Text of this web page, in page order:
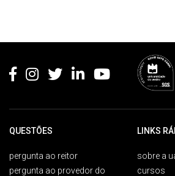
QUESTÕES
pergunta ao reitor
pergunta ao provedor do
LINKS
sobre a
cursos